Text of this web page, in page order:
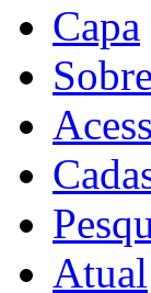
Capa
Sobre
Atual